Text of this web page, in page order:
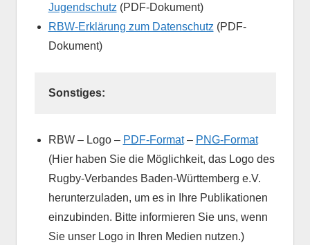
Jugendschutz(PDF-Dokument)
RBW-Erklärung zum Datenschutz(PDF-
Dokument)
Sonstiges:
RBW – Logo – PDF-Format– PNG-Format
(Hier haben Sie die Möglichkeit, das Logo des
Rugby-Verbandes Baden-Württemberg e.V.
herunterzuladen, um es in Ihre Publikationen
einzubinden. Bitte informieren Sie uns, wenn
Sie unser Logo in Ihren Medien nutzen.)